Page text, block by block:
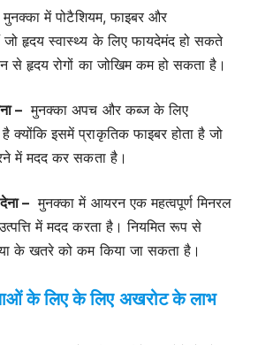
मुनक्का में पोटैशियम, फाइबर और
हृदय स्वास्थ्य के लिए फायदेमंद हो सकते
से हृदय रोगों का जोखिम कम हो सकता है।
– मुनक्का अपच और कब्ज के लिए
क्योंकि इसमें प्राकृतिक फाइबर होता है जो
में मदद कर सकता है।
– मुनक्का में आयरन एक महत्वपूर्ण मिनरल
में मदद करता है। नियमित रूप से
के खतरे को कम किया जा सकता है।
के लिए के लिए अखरोट के लाभ